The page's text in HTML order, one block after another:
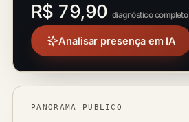
R$ 79,90 diagnóstico completo
Analisar presença em IA
PANORAMA PÚBLICO